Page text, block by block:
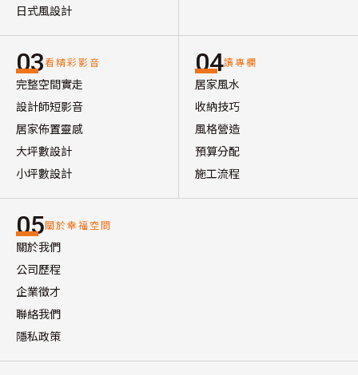
日式風設計
03看精彩影音
完整空間實走
設計師短影音
居家佈置靈感
大坪數設計
小坪數設計
04讀專欄
居家風水
收納技巧
風格營造
預算分配
施工流程
05關於幸福空間
關於我們
公司歷程
企業徵才
聯絡我們
隱私政策